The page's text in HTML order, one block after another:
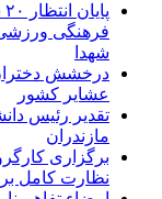
فرهنگی
شهدا
درخشش دختران
عشایر کشور
تقدیر رئیس
مازندران
برگزاری
نظارت کامل بر